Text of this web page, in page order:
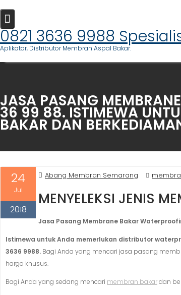
to
content
0821 3636 9988
Aplikator, Distributor Membran Aspal Bakar.
JASA PASANG
36 99 88. ISTIMEWA
BAKAR DAN
24
Jul
2018
Abang Membran Semarang
MENYELEKSI JENIS
Jasa Pasang Membrane Bakar
Istimewa untuk Anda memerlukan distributor
3636 9988. Bagi Anda yang mencari jasa pasang
harga khusus.
Bagi Anda yang sedang mencari membran bakardan